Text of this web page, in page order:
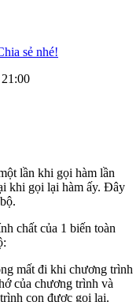
sẻ nhé!
lần khi gọi hàm lần
khi gọi lại hàm ấy. Đây
chất của 1 biến toàn
mất đi khi chương trình
của chương trình và
con được gọi lại.